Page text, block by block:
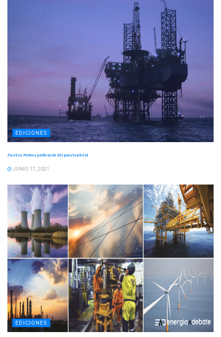
EDICIONES
Finaliza Protexa perforación del pozo Yaxché 61
JUNIO 17, 2021
EDICIONES